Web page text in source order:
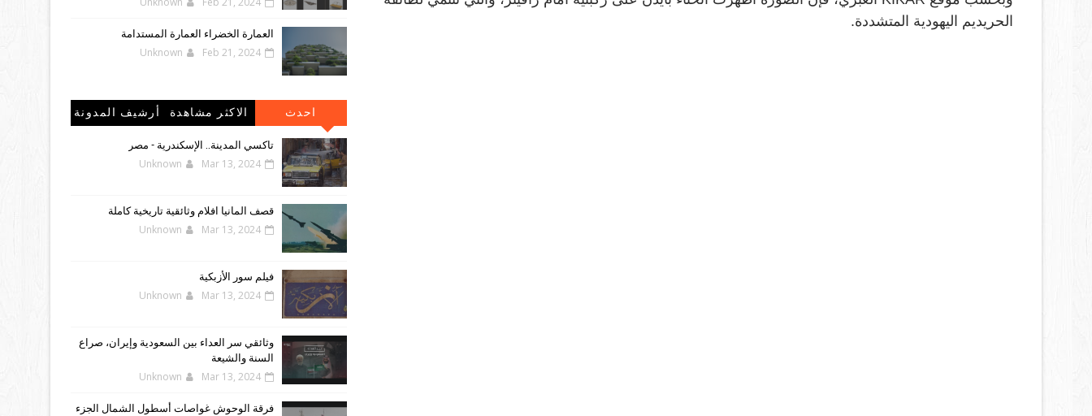
الحريديم اليهودية المتشددة.
العمارة الخضراء العمارة المستدامة
Unknown Feb 21, 2024
احدث
المشاركات
الاكثر مشاهدة
أرشيف المدونة
تاكسي المدينة.. الإسكندرية - مصر
Unknown Mar 13, 2024
قصف المانيا افلام وثائقية تاريخية كاملة
Unknown Mar 13, 2024
فيلم سور الأزبكية
Unknown Mar 13, 2024
وثائقي سر العداء بين السعودية وإيران، صراع
السنة والشيعة
Unknown Mar 13, 2024
فرقة الوحوش غواصات أسطول الشمال الجزء